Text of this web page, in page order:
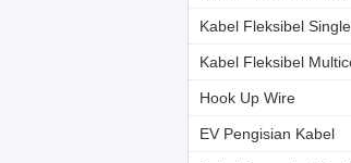
Kabel Fleksibel
Kabel Fleksibel
Hook Up Wire
EV Pengisian Kabel